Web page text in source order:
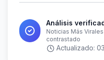
Análisis
Noticias Más
contrastado
Actualizado: